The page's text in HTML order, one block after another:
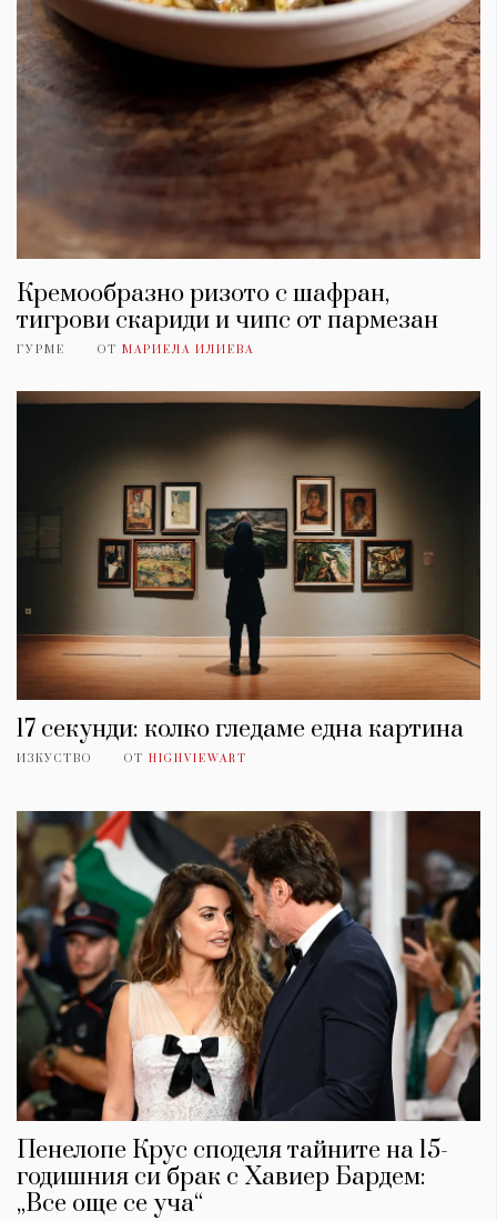
Кремообразно ризото с шафран,
тигрови скариди и чипс от пармезан
ГУРМЕ ОТ МАРИЕЛА ИЛИЕВА
17 секунди: колко гледаме една картина
ИЗКУСТВО ОТ HIGHVIEWART
Пенелопе Крус споделя тайните на 15-
годишния си брак с Хавиер Бардем:
„Все още се уча“